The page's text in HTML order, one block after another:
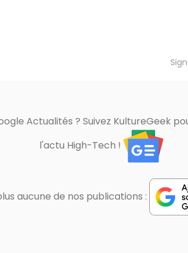
Actualités ? Suivez KultureGeek
l'actu High-Tech !
aucune de nos publications :